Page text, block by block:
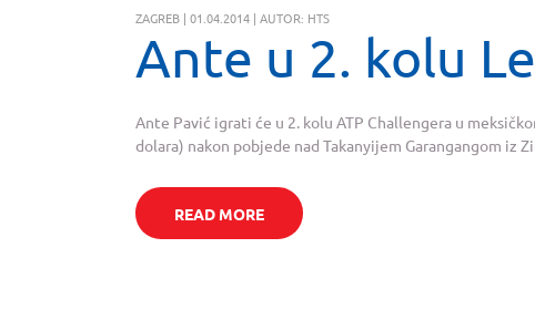
ZAGREB | 01.04.2014 | AUTOR: HTS
Ante u 2. kolu
Ante Pavić igrati će u 2. kolu ATP Challengera u
dolara) nakon pobjede nad Takanyijem Garangangom iz
READ MORE